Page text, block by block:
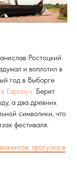
Ростоцкий
и воплотил в
год в Выборге
Европу». Берет
а два древних
символики, что
фестиваля.
прогулка в